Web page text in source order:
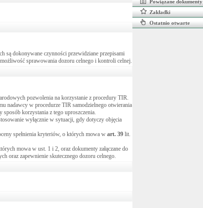
są dokonywane czynności przewidziane przepisami
sprawowania dozoru celnego i kontroli celnej.
pozwolenia na korzystanie z procedury TIR.
nadawcy w procedurze TIR samodzielnego otwierania
korzystania z tego uproszczenia.
wyłącznie w sytuacji, gdy dotyczy objęcia
spełnienia kryteriów, o których mowa w art. 39 lit.
mowa w ust. 1 i 2, oraz dokumenty załączane do
oraz zapewnienie skutecznego dozoru celnego.
Powiązane dokumenty
Zakładki
Ostatnio otwarte